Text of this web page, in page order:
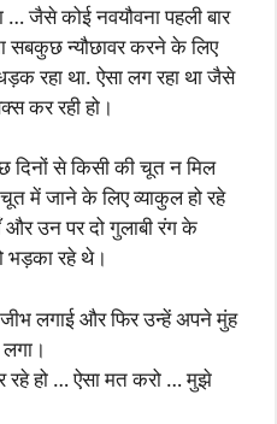
जैसे कोई नवयौवना पहली बार
सबकुछ न्यौछावर करने के लिए
रहा था. ऐसा लग रहा था जैसे
कर रही हो।
दिनों से किसी की चूत न मिल
में जाने के लिए व्याकुल हो रहे
और उन पर दो गुलाबी रंग के
भड़का रहे थे।
लगाई और फिर उन्हें अपने मुंह
हो … ऐसा मत करो … मुझे